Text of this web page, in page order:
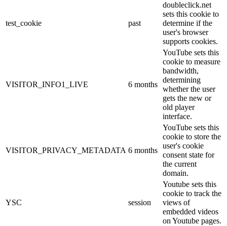
test_cookie past
doubleclick.net
sets this cookie to
determine if the
user's browser
supports cookies.
VISITOR_INFO1_LIVE 6 months
YouTube sets this
cookie to measure
bandwidth,
determining
whether the user
gets the new or
old player
interface.
VISITOR_PRIVACY_METADATA 6 months
YouTube sets this
cookie to store the
user's cookie
consent state for
the current
domain.
YSC session
Youtube sets this
cookie to track the
views of
embedded videos
on Youtube pages.